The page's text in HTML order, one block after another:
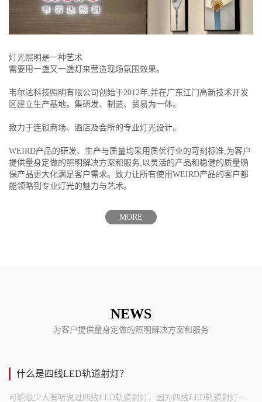
灯光照明是一种艺术
需要用一盏又一盏灯来营造现场氛围效果。
韦尔达科技照明有限公司创始于2012年,并在广东江门高新技术开发
区建立生产基地。集研发、制造、贸易为一体。
致力于连锁商场、酒店及会所的专业灯光设计。
WEIRD产品的研发、生产与质量均采用质优行业的苛刻标准,为客户
提供量身定做的照明解决方案和服务,以灵活的产品和稳健的质量确
保产品更大化满足客户需求。致力让所有使用WEIRD产品的客户都
能领略到专业灯光的魅力与艺术。
MORE
NEWS
为客户提供量身定做的照明解决方案和服务
什么是四线LED轨道射灯？
可能很少人有听说过四线LED轨道射灯，因为四线LED轨道射灯一